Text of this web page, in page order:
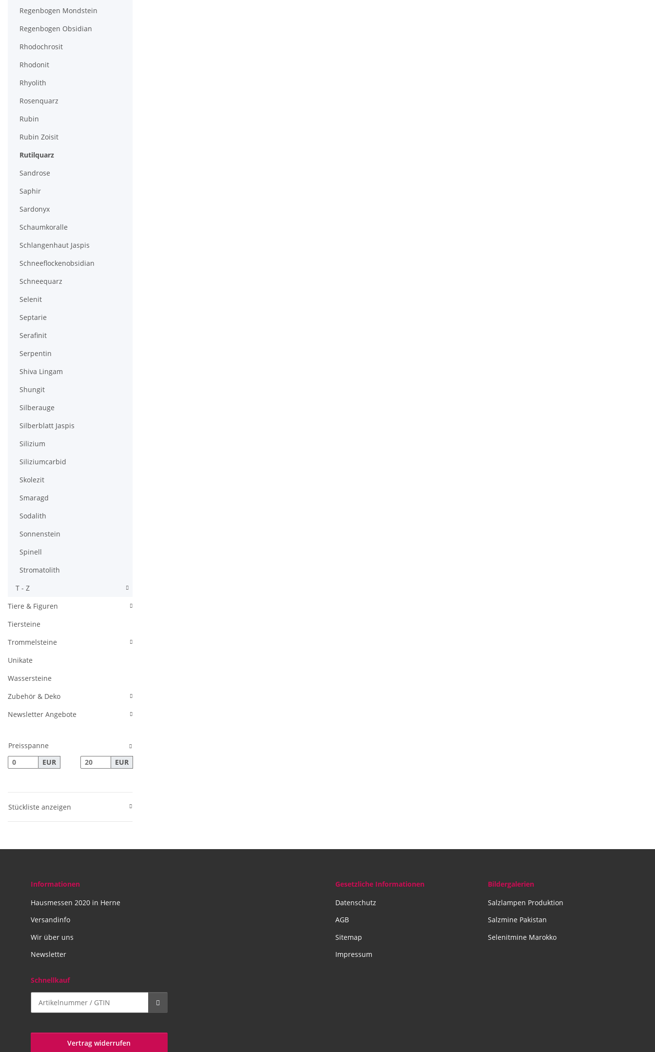
Regenbogen Mondstein
Regenbogen Obsidian
Rhodochrosit
Rhodonit
Rhyolith
Rosenquarz
Rubin
Rubin Zoisit
Rutilquarz
Sandrose
Saphir
Sardonyx
Schaumkoralle
Schlangenhaut Jaspis
Schneeflockenobsidian
Schneequarz
Selenit
Septarie
Serafinit
Serpentin
Shiva Lingam
Shungit
Silberauge
Silberblatt Jaspis
Silizium
Siliziumcarbid
Skolezit
Smaragd
Sodalith
Sonnenstein
Spinell
Stromatolith
T - Z
Tiere & Figuren
Tiersteine
Trommelsteine
Unikate
Wassersteine
Zubehör & Deko
Newsletter Angebote
Preisspanne
EUR
EUR
Stückliste anzeigen
Informationen
Hausmessen 2020 in Herne
Versandinfo
Wir über uns
Newsletter
Gesetzliche Informationen
Datenschutz
AGB
Sitemap
Impressum
Bildergalerien
Salzlampen Produktion
Salzmine Pakistan
Selenitmine Marokko
Schnellkauf
Vertrag widerrufen